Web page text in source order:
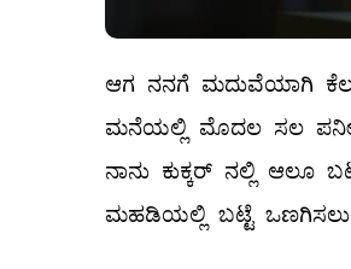
ಆಗ ನನಗೆ ಮದುವೆಯಾಗಿ
ಮನೆಯಲ್ಲಿ ಮೊದಲ ಸಲ ಪನೀರ್‌
ನಾನು ಕುಕ್ಕರ್‌ ನಲ್ಲಿ ಆಲೂ
ಮಹಡಿಯಲ್ಲಿ ಬಟ್ಟೆ